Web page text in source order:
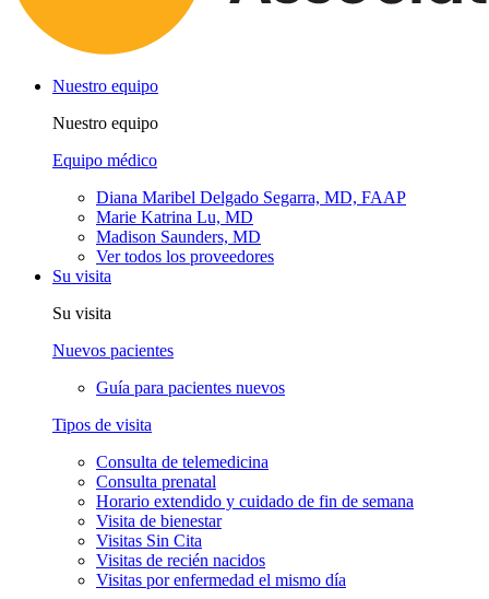
Nuestro equipo
Nuestro equipo
Equipo médico
Diana Maribel Delgado Segarra, MD, FAAP
Marie Katrina Lu, MD
Madison Saunders, MD
Ver todos los proveedores
Su visita
Su visita
Nuevos pacientes
Guía para pacientes nuevos
Tipos de visita
Consulta de telemedicina
Consulta prenatal
Horario extendido y cuidado de fin de semana
Visita de bienestar
Visitas Sin Cita
Visitas de recién nacidos
Visitas por enfermedad el mismo día